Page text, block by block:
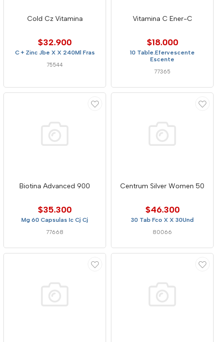
Cold Cz Vitamina
$32.900
C + Zinc Jbe X X 240Ml Fras
75544
Vitamina C Ener-C
$18.000
10 Table.Efervescente
Escente
77365
Biotina Advanced 900
$35.300
Mg 60 Capsulas Ic Cj Cj
77668
Centrum Silver Women 50
$46.300
30 Tab Fco X X 30Und
80066